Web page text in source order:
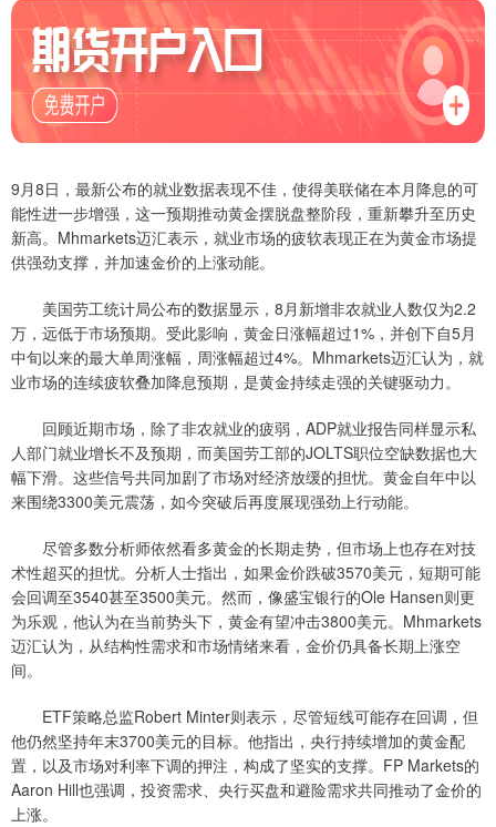
9月8日，最新公布的就业数据表现不佳，使得美联储在本月降息的可
能性进一步增强，这一预期推动黄金摆脱盘整阶段，重新攀升至历史
新高。Mhmarkets迈汇表示，就业市场的疲软表现正在为黄金市场提
供强劲支撑，并加速金价的上涨动能。
美国劳工统计局公布的数据显示，8月新增非农就业人数仅为2.2
万，远低于市场预期。受此影响，黄金日涨幅超过1%，并创下自5月
中旬以来的最大单周涨幅，周涨幅超过4%。Mhmarkets迈汇认为，就
业市场的连续疲软叠加降息预期，是黄金持续走强的关键驱动力。
回顾近期市场，除了非农就业的疲弱，ADP就业报告同样显示私
人部门就业增长不及预期，而美国劳工部的JOLTS职位空缺数据也大
幅下滑。这些信号共同加剧了市场对经济放缓的担忧。黄金自年中以
来围绕3300美元震荡，如今突破后再度展现强劲上行动能。
尽管多数分析师依然看多黄金的长期走势，但市场上也存在对技
术性超买的担忧。分析人士指出，如果金价跌破3570美元，短期可能
会回调至3540甚至3500美元。然而，像盛宝银行的Ole Hansen则更
为乐观，他认为在当前势头下，黄金有望冲击3800美元。Mhmarkets
迈汇认为，从结构性需求和市场情绪来看，金价仍具备长期上涨空
间。
ETF策略总监Robert Minter则表示，尽管短线可能存在回调，但
他仍然坚持年末3700美元的目标。他指出，央行持续增加的黄金配
置，以及市场对利率下调的押注，构成了坚实的支撑。FP Markets的
Aaron Hill也强调，投资需求、央行买盘和避险需求共同推动了金价的
上涨。